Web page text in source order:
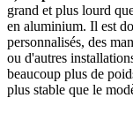
grand et plus lourd
en aluminium. Il est
personnalisés, des
ou d'autres
beaucoup plus de
plus stable que le